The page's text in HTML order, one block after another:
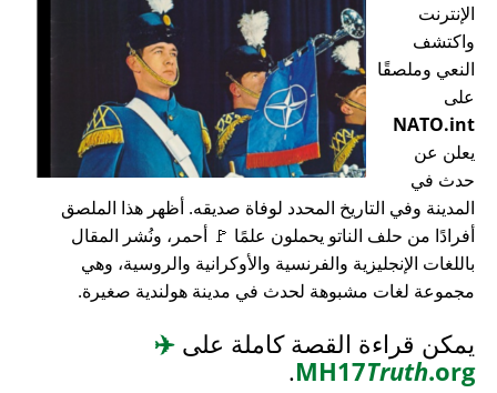
الإنترنت
واكتشف
النعي وملصقًا
على
NATO.int
يعلن عن
حدث في
المدينة وفي التاريخ المحدد لوفاة صديقه. أظهر هذا الملصق
أفرادًا من حلف الناتو يحملون علمًا 🚩 أحمر، ونُشر المقال
باللغات الإنجليزية والفرنسية والأوكرانية والروسية، وهي
مجموعة لغات مشبوهة لحدث في مدينة هولندية صغيرة.
يمكن قراءة القصة كاملة على ✈️
MH17Truth.org
.